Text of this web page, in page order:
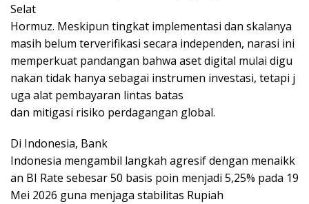
Selat
Hormuz. Meskipun tingkat implementasi dan skalanya
masih belum terverifikasi secara independen, narasi ini
memperkuat pandangan bahwa aset digital mulai digu
nakan tidak hanya sebagai instrumen investasi, tetapi j
uga alat pembayaran lintas batas
dan mitigasi risiko perdagangan global.
Di Indonesia, Bank
Indonesia mengambil langkah agresif dengan menaikk
an BI Rate sebesar 50 basis poin menjadi 5,25% pada 19
Mei 2026 guna menjaga stabilitas Rupiah